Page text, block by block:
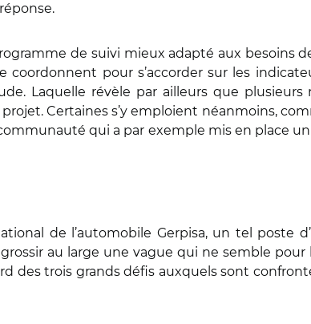
de suivi mieux adapté aux besoins
pour s’accorder sur les
Laquelle révèle par ailleurs que
Certaines s’y emploient néanmoins,
qui a par exemple mis en place
de l’automobile Gerpisa, un tel poste
au large une vague qui ne semble pour
des trois grands défis auxquels sont